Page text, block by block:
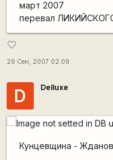
март 2007
перевал
favorite_border
29 Сен, 2007 02:09
D Delluxe
Кунцевщина -